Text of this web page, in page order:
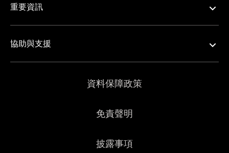
重要資訊
協助與支援
資料保障政策
免責聲明
披露事項